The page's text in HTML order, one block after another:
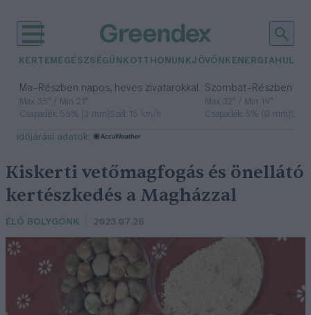
KERTEM EGÉSZSÉGÜNK OTTHONUNKJÖVŐNK ENERGIA
Ma– Részben napos, heves zivatarokkal
Max 35° / Min 21°
Csapadék: 55% (3 mm)Szél: 15 km/h
Szombat– Részben
Max 32° / Min 19°
Csapadék: 5% (0 mm)
időjárási adatok:
Kiskerti vetőmagfogás és önellátó
kertészkedés a Magházzal
ÉLŐ BOLYGÓNK 2023.07.26